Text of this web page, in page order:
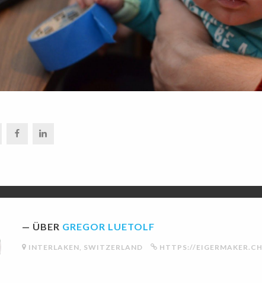
TWITTERFACEBOOK
ÜBER GREGOR LUETOLF
INTERLAKEN, SWITZERLAND HTTPS://EIGERMAKER.CH